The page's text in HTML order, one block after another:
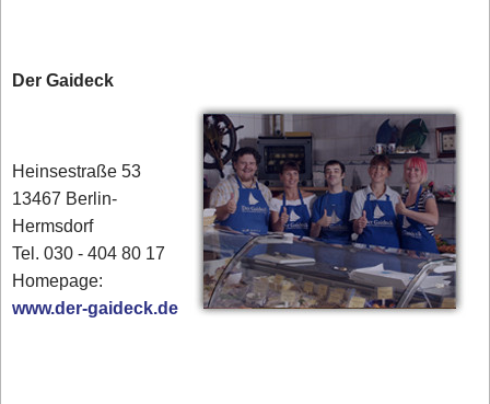
Der Gaideck
Heinsestraße 53
13467 Berlin-
Hermsdorf
Tel. 030 - 404 80 17‎
Homepage:
www.der-gaideck.de